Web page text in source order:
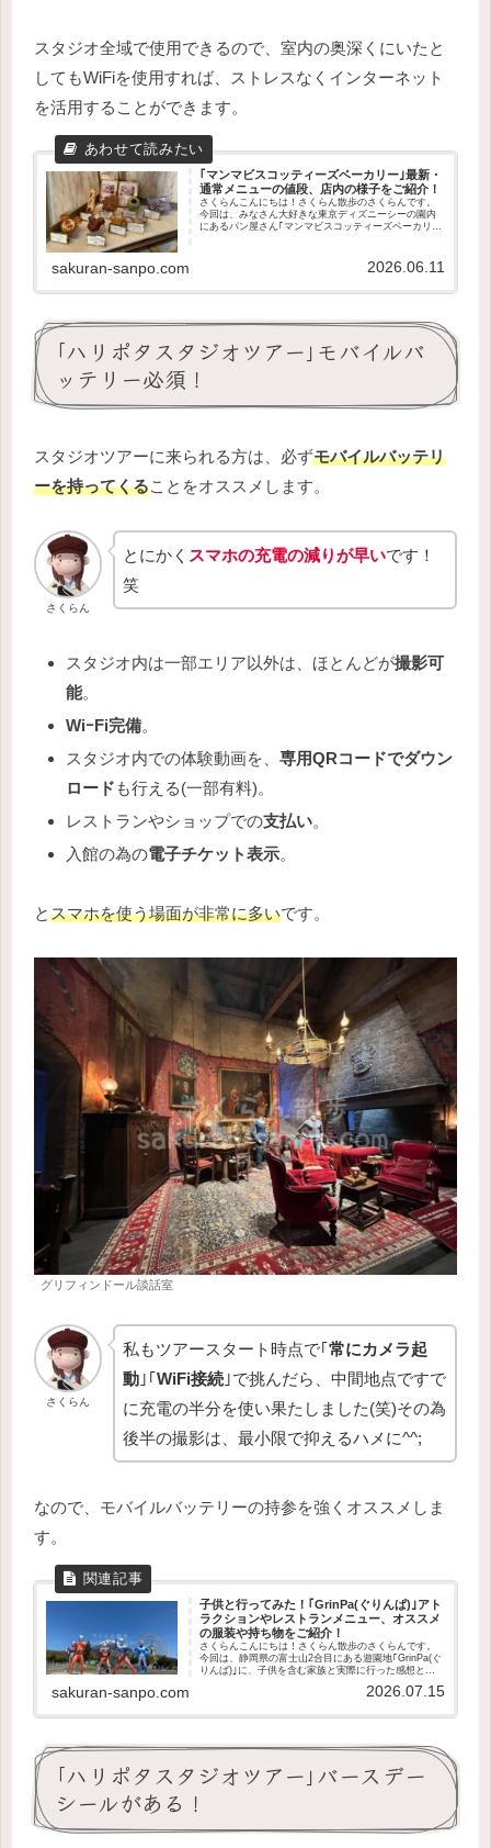
スタジオ全域で使用できるので、室内の奥深くにいたと
してもWiFiを使用すれば、ストレスなくインターネット
を活用することができます。
｢マンマビスコッティーズベーカリー｣最新・
通常メニューの値段、店内の様子をご紹介！
さくらんこんにちは！さくらん散歩のさくらんです。
今回は、みなさん大好きな東京ディズニーシーの園内
にあるパン屋さん｢マンマビスコッティーズベーカリ
sakuran-sanpo.com 2026.06.11
｢ハリポタスタジオツアー｣モバイルバ
ッテリー必須！
スタジオツアーに来られる方は、必ずモバイルバッテリ
ーを持ってくることをオススメします。
さくらん
とにかく スマホの充電の減りが早いです！
笑
スタジオ内は一部エリア以外は、ほとんどが撮影可
能。
WiｰFi完備。
スタジオ内での体験動画を、 専用QRコードでダウン
ロード も行える(一部有料)。
レストランやショップでの支払い。
入館の為の電子チケット表示。
とスマホを使う場面が非常に多いです。
グリフィンドール談話室
さくらん
私もツアースタート時点で｢常にカメラ起
動｣｢WiFi接続｣で挑んだら、中間地点ですで
に充電の半分を使い果たしました(笑)その為
後半の撮影は、最小限で抑えるハメに^^;
なので、モバイルバッテリーの持参を強くオススメしま
す。
子供と行ってみた！｢GrinPa(ぐりんぱ)｣アト
ラクションやレストランメニュー、オススメ
の服装や持ち物をご紹介！
さくらんこんにちは！さくらん散歩のさくらんです。
今回は、静岡県の富士山2合目にある遊園地｢GrinPa(ぐ
りんぱ)｣に、子供を含む家族と実際に行った感想と施
りんぱ公式サイトをご確認下さい。公式...
sakuran-sanpo.com 2026.07.15
｢ハリポタスタジオツアー｣バースデー
シールがある！